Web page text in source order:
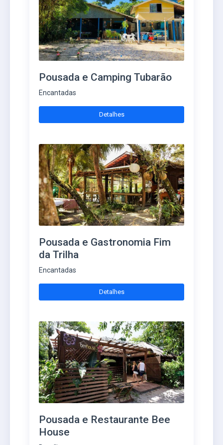
Pousada e Camping Tubarão
Encantadas
Detalhes
Pousada e Gastronomia Fim
da Trilha
Encantadas
Detalhes
Pousada e Restaurante Bee
House